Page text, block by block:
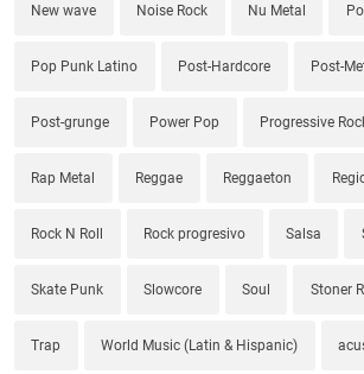
New wave Noise Rock Nu Metal
Pop Punk Latino Post-Hardcore Post-
Post-grunge Power Pop Progressive
Rap Metal Reggae Reggaeton
Rock N Roll Rock progresivo Salsa
Skate Punk Slowcore Soul Stoner
Trap World Music (Latin & Hispanic)